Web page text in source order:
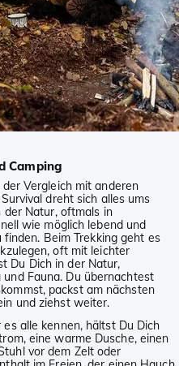
Camping
Vergleich mit anderen
dreht sich alles ums
Natur, oftmals in
wie möglich lebend und
Beim Trekking geht es
oft mit leichter
Du Dich in der Natur,
Fauna. Du übernachtest
packst am nächsten
und ziehst weiter.
alle kennen, hältst Du Dich
eine warme Dusche, einen
vor dem Zelt oder